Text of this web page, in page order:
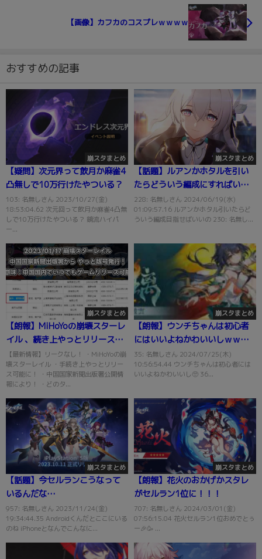
【画像】カフカのコスプレｗｗｗｗ
おすすめの記事
崩スタまとめ
【疑問】次元界って飲月か麻雀4
凸無しで10万行けたやついる？
103: 名無しさん 2023/10/27(金)
18:53:04.62 次元回って飲月か麻雀4凸無
しで10万行けたやついる？ 鏡流ハイパ
ー...
崩スタまとめ
【話題】ルアンかホタルを引い
たらどういう編成にすればい
い？
228: 名無しさん 2024/06/19(水)
01:09:57.16 ルアンかホタル引いたらど
ういう編成目指せばいいの 230: 名無し...
崩スタまとめ
【朗報】MiHoYoの崩壊スターレ
イル 、続き上やっとリリース可
能に！ｗｗｗｗｗｗｗｗｗｗｗ
ｗ
【最新情報】リークなし！ ・MiHoYoの崩
壊スターレイル ・手続き上やっとリリー
ス可能に！ ・中国国家新聞出版署公開情
報により！ ・どのタ...
崩スタまとめ
【朗報】ウンチちゃんは初心者
にはいいよねかわいいしｗｗｗ
ｗｗｗｗｗｗ
35: 名無しさん 2024/07/25(木)
10:56:54.44 ウンチちゃんは初心者には
いいよねかわいいし🥺 36...
崩スタまとめ
【話題】今セルランこうなって
いるんだな…
957: 名無しさん 2023/11/24(金)
19:34:44.35 Androidくんだとここにいる
のね iPhoneとなんでこんなに...
崩スタまとめ
【朗報】花火のおかげかスタレ
がセルラン1位に！！！
707: 名無しさん 2024/03/01(金)
07:56:15.04 花火セルラン1位おめでとぅ
ー🎉🥳 ...